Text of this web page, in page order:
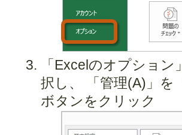
「Excelのオプショ
択し、 「管理(A)」を
ボタンをクリック